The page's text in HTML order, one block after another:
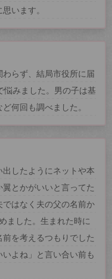
います。
らず、結局市役所に届
悩みました。男の子は基
何回も調べました。
したようにネットや本
とかがいいと言ってた
はなく夫の父の名前か
ました。生まれた時に
を考えるつもりでした
よね」と言い合い前も